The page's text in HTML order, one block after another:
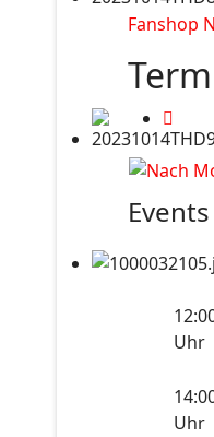
Fanshop
Uhr
Uhr